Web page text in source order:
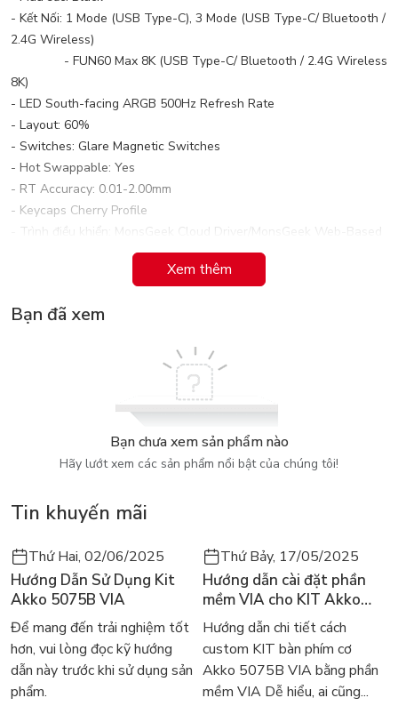
- Kết Nối: 1 Mode (USB Type-C), 3 Mode (USB Type-C/ Bluetooth /
2.4G Wireless)
- FUN60 Max 8K (USB Type-C/ Bluetooth / 2.4G Wireless
8K)
- LED South-facing ARGB 500Hz Refresh Rate
- Layout: 60%
- Switches: Glare Magnetic Switches
- Hot Swappable: Yes
- RT Accuracy: 0.01-2.00mm
- Keycaps Cherry Profile
- Trình điều khiển: MonsGeek Cloud Driver/MonsGeek Web-Based
- Acutation Range(mm): 0.1-3.4mm
- Trọng lượng; 0.85Kg
Xem thêm
Bạn đã xem
Bạn chưa xem sản phẩm nào
Hãy lướt xem các sản phẩm nổi bật của chúng tôi!
Tin khuyến mãi
Thứ Hai, 02/06/2025
Hướng Dẫn Sử Dụng Kit
Akko 5075B VIA
Để mang đến trải nghiệm tốt
hơn, vui lòng đọc kỹ hướng
dẫn này trước khi sử dụng sản
phẩm.
Thứ Bảy, 17/05/2025
Hướng dẫn cài đặt phần
mềm VIA cho KIT Akko
5075B VIA
Hướng dẫn chi tiết cách
custom KIT bàn phím cơ
Akko 5075B VIA bằng phần
mềm VIA Dễ hiểu, ai cũng...